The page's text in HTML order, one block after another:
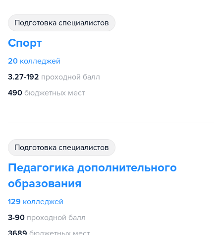
подготовка специалистов
Спорт
20 колледжей
3.27-192 проходной балл
490 бюджетных мест
подготовка специалистов
Педагогика дополнительного
образования
129 колледжей
3-90 проходной балл